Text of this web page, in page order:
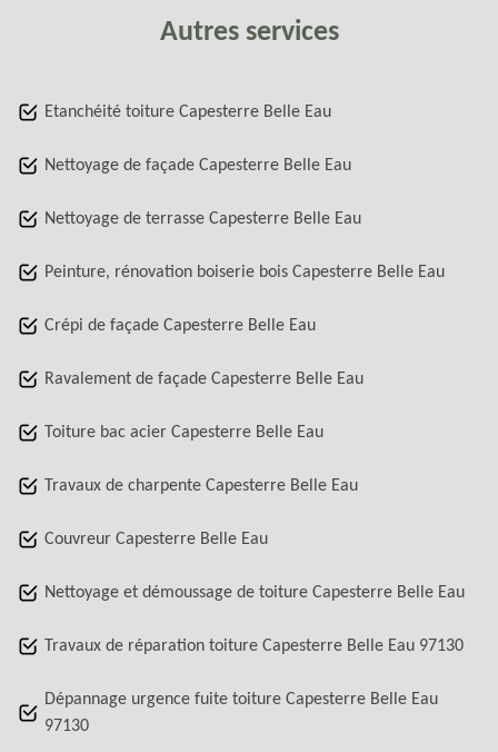
Autres services
Etanchéité toiture Capesterre Belle Eau
Nettoyage de façade Capesterre Belle Eau
Nettoyage de terrasse Capesterre Belle Eau
Peinture, rénovation boiserie bois Capesterre Belle Eau
Crépi de façade Capesterre Belle Eau
Ravalement de façade Capesterre Belle Eau
Toiture bac acier Capesterre Belle Eau
Travaux de charpente Capesterre Belle Eau
Couvreur Capesterre Belle Eau
Nettoyage et démoussage de toiture Capesterre Belle Eau
Travaux de réparation toiture Capesterre Belle Eau 97130
Dépannage urgence fuite toiture Capesterre Belle Eau
97130